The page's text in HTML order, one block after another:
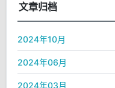
文章归档
2024年10月
2024年06月
2024年03月